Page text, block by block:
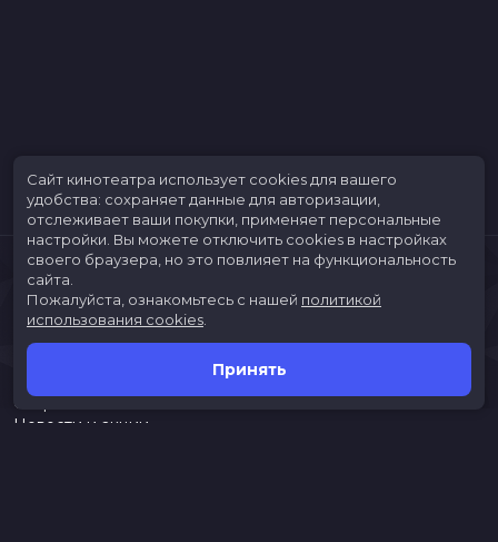
Скоро в кино
Новости и акции
Сайт кинотеатра использует cookies для вашего
удобства: сохраняет данные для авторизации,
отслеживает ваши покупки, применяет персональные
настройки. Вы можете отключить cookies в настройках
своего браузера, но это повлияет на функциональность
сайта.
Пожалуйста, ознакомьтесь с нашей политикой
использования cookies
Принять